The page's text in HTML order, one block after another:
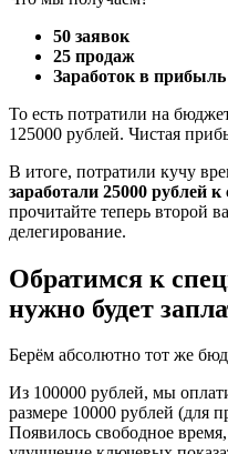
50 заявок
25 продаж
Заработок в прибыль
То есть потратили на
125000 рублей. Чистая
В итоге, потратили кучу
заработали 25000 рублей
прочитайте теперь второй
делегирование.
Обратимся к
нужно будет
Берём абсолютно тот же
Из 100000 рублей, мы
размере 10000 рублей (для
Появилось свободное